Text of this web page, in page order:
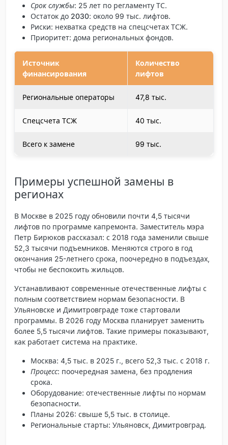
Срок службы: 25 лет по регламенту ТС.
Остаток до 2030: около 99 тыс. лифтов.
Риски: нехватка средств на спецсчетах ТСЖ.
Приоритет: дома региональных фондов.
Источник
финансирования
Количество
лифтов
Региональные операторы 47,8 тыс.
Спецсчета ТСЖ 40 тыс.
Всего к замене 99 тыс.
Примеры успешной замены в
регионах
В Москве в 2025 году обновили почти 4,5 тысячи
лифтов по программе капремонта. Заместитель мэра
Петр Бирюков рассказал: с 2018 года заменили свыше
52,3 тысячи подъемников. Меняются строго в год
окончания 25-летнего срока, поочередно в подъездах,
чтобы не беспокоить жильцов.
Устанавливают современные отечественные лифты с
полным соответствием нормам безопасности. В
Ульяновске и Димитровграде тоже стартовали
программы. В 2026 году Москва планирует заменить
более 5,5 тысячи лифтов. Такие примеры показывают,
как работает система на практике.
Москва: 4,5 тыс. в 2025 г., всего 52,3 тыс. с 2018 г.
Процесс: поочередная замена, без продления
срока.
Оборудование: отечественные лифты по нормам
безопасности.
Планы 2026: свыше 5,5 тыс. в столице.
Региональные старты: Ульяновск, Димитровград.